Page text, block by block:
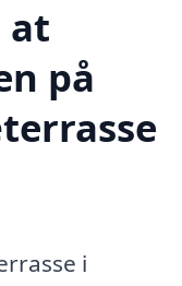
at
på
i